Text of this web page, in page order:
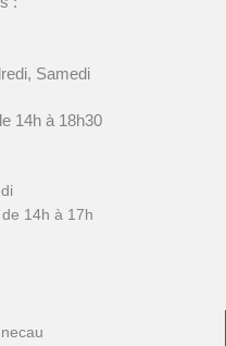
Samedi
14h à 18h30
14h à 17h